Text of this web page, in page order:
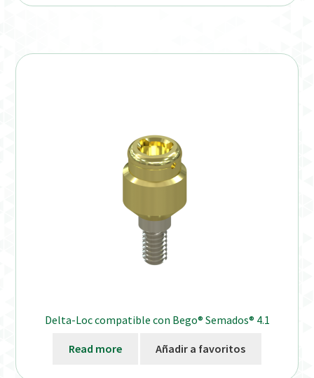
Delta-Loc compatible con Bego® Semados® 4.1
Read more Añadir a favoritos